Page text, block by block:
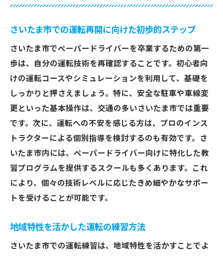
ペーパードライバー卒業に向けた心構え
ペーパードライバーが安心するためのステップ
運転に対する不安を軽減するための心の準
ステップごとの練習計画の立て方
安全運転の基本を再学習する方法
さいたま市での練習に適した時間と場所の
選び方
効果的なフィードバックを得るための方法
運転自信を取り戻すための具体的アクショ
ン
さいたま市でペーパードライバーを克服するた
さいたま市での運転再開に向けた初歩的ステップ
さいたま市でペーパードライバーを卒業するための第一
歩は、自分の運転技術を再確認することです。初心者向
けの運転コースやシミュレーションを利用して、基礎を
しっかりと押さえましょう。特に、安全な駐車や車線変
更といった基本操作は、交通の多いさいたま市では重要
です。次に、運転への不安を感じる方は、プロのインス
トラクターによる個別指導を検討するのも有効です。さ
いたま市内には、ペーパードライバー向けに特化した教
習プログラムを提供するスクールも多くあります。これ
により、個々の技術レベルに応じたきめ細やかなサポー
トを受けることが可能です。
地域特性を活かした運転の練習方法
さいたま市での運転練習は、地域特性を活かすことでよ